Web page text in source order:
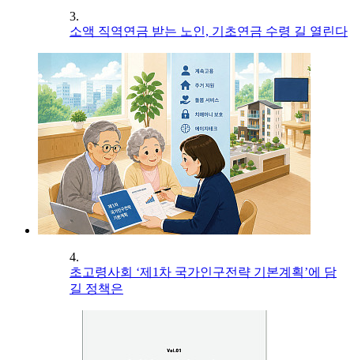
3.
소액 직역연금 받는 노인, 기초연금 수령 길 열린다
4.
초고령사회 ‘제1차 국가인구전략 기본계획’에 담
길 정책은